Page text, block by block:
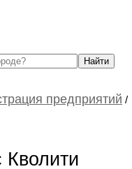
предприятий /